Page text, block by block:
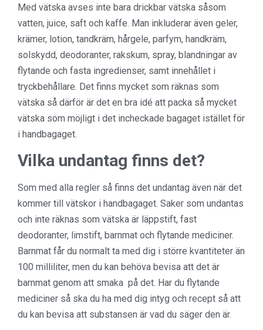
Med vätska avses inte bara drickbar vätska såsom
vatten, juice, saft och kaffe. Man inkluderar även geler,
krämer, lotion, tandkräm, hårgele, parfym, handkräm,
solskydd, deodoranter, rakskum, spray, blandningar av
flytande och fasta ingredienser, samt innehållet i
tryckbehållare. Det finns mycket som räknas som
vätska så därför är det en bra idé att packa så mycket
vätska som möjligt i det incheckade bagaget istället för
i handbagaget.
Vilka undantag finns det?
Som med alla regler så finns det undantag även när det
kommer till vätskor i handbagaget. Saker som undantas
och inte räknas som vätska är läppstift, fast
deodoranter, limstift, barnmat och flytande mediciner.
Barnmat får du normalt ta med dig i större kvantiteter än
100 milliliter, men du kan behöva bevisa att det är
barnmat genom att smaka på det. Har du flytande
mediciner så ska du ha med dig intyg och recept så att
du kan bevisa att substansen är vad du säger den är.